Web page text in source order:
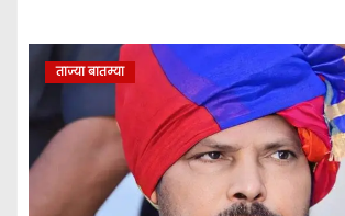
ताज्या बातम्या